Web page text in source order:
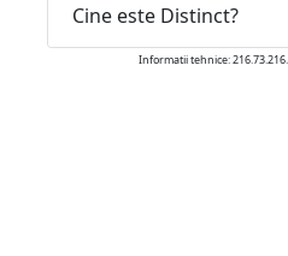
Cine este Distinct?
Informatii tehnice: